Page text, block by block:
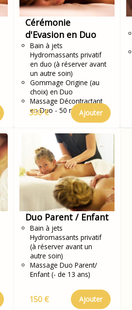
Cérémonie
d'Evasion en Duo
Bain à jets
Hydromassants privatif
en duo (à réserver avant
un autre soin)
Gommage Origine (au
choix) en Duo
Massage Décontractant
en Duo - 50 min
350 € Ajouter
Duo Parent / Enfant
Bain à jets
Hydromassants privatif
(à réserver avant un
autre soin)
Massage Duo Parent/
Enfant (- de 13 ans)
150 € Ajouter